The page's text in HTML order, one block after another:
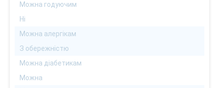
Можна годуючим
Ні
Можна алергікам
З обережністю
Можна діабетикам
Можна